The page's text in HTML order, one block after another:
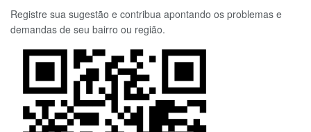
Registre sua sugestão e contribua apontando os problemas e
demandas de seu bairro ou região.